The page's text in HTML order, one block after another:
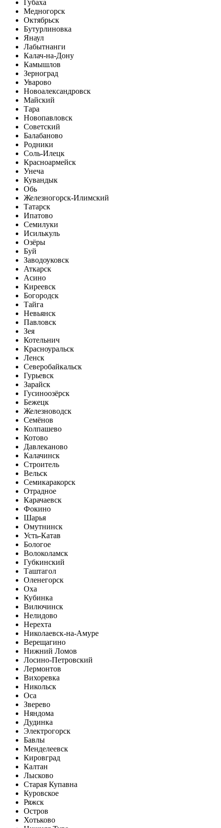
Губаха
Медногорск
Октябрьск
Бутурлиновка
Янаул
Лабытнанги
Калач-на-Дону
Камышлов
Зерноград
Уварово
Новоалександровск
Майский
Тара
Новопавловск
Советский
Балабаново
Родники
Соль-Илецк
Красноармейск
Унеча
Кувандык
Обь
Железногорск-Илимский
Татарск
Ипатово
Семилуки
Исилькуль
Озёры
Буй
Заводоуковск
Аткарск
Асино
Киреевск
Богородск
Тайга
Невьянск
Павловск
Зея
Котельнич
Красноуральск
Ленск
Северобайкальск
Гурьевск
Зарайск
Гусиноозёрск
Бежецк
Железноводск
Семёнов
Колпашево
Котово
Давлеканово
Калачинск
Строитель
Вельск
Семикаракорск
Отрадное
Карачаевск
Фокино
Шарья
Омутнинск
Усть-Катав
Бологое
Волоколамск
Губкинский
Таштагол
Оленегорск
Оха
Кубинка
Вилючинск
Нелидово
Нерехта
Николаевск-на-Амуре
Верещагино
Нижний Ломов
Лосино-Петровский
Лермонтов
Вихоревка
Никольск
Оса
Зверево
Няндома
Дудинка
Электрогорск
Бавлы
Менделеевск
Кировград
Калтан
Лысково
Старая Купавна
Куровское
Ряжск
Остров
Хотьково